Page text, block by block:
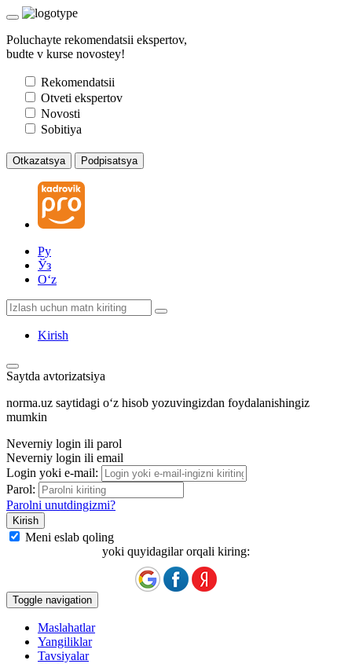
Poluchayte rekomendatsii ekspertov,
budte v kurse novostey!
Rekomendatsii
Otveti ekspertov
Novosti
Sobitiya
Otkazatsya Podpisatsya
Ру
Ўз
Oʻz
Kirish
Saytda avtorizatsiya
norma.uz saytidagi oʻz hisob yozuvingizdan foydalanishingiz
mumkin
Neverniy login ili parol
Neverniy login ili email
Login yoki e-mail:
Parol:
Parolni unutdingizmi?
Meni eslab qoling
yoki quyidagilar orqali kiring:
Toggle navigation
Maslahatlar
Yangiliklar
Tavsiyalar